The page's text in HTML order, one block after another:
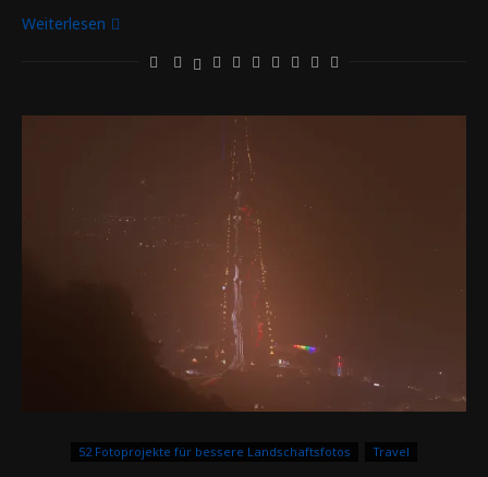
Weiterlesen
52 Fotoprojekte für bessere Landschaftsfotos Travel